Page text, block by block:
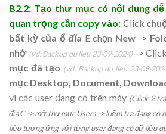
B2.2: Tạo thư mục có nội dung
quan trọng cần copy vào: Click
bất kỳ của ổ đĩa E chọn New->
nhớ (vd: Backup du lieu 23-09-2024)-> Click
mục đã tạo (vd: Backup du lieu 23-09-
mục Desktop, Document,
vi các user đang có trên máy (Click 2
đĩa C -> mở thư mục Users -> kiểm tra đang có
liệu tương ứng với từng user đang có dữ liệu